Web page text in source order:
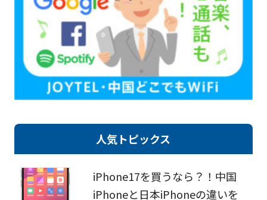
人気トピックス
iPhone17を買うなら？！中国
iPhoneと日本iPhoneの違いを